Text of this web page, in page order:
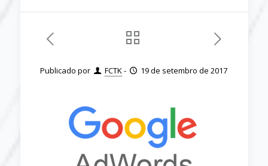
Publicado por FCTK- 19 de setembro de 2017